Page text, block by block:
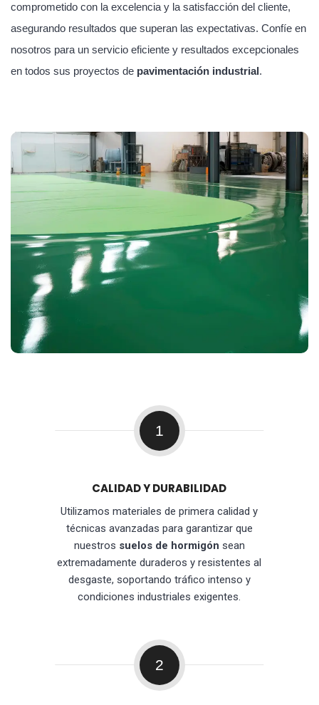
comprometido con la excelencia y la satisfacción del cliente,
asegurando resultados que superan las expectativas. Confíe en
nosotros para un servicio eficiente y resultados excepcionales
en todos sus proyectos de pavimentación industrial.
1
CALIDAD Y DURABILIDAD
Utilizamos materiales de primera calidad y
técnicas avanzadas para garantizar que
nuestros suelos de hormigón sean
extremadamente duraderos y resistentes al
desgaste, soportando tráfico intenso y
condiciones industriales exigentes.
2